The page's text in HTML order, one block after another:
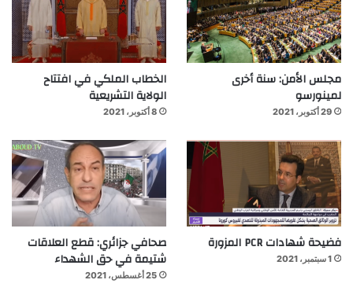
مجلس الأمن: سنة أخرى
لمينورسو
29 أكتوبر، 2021
الخطاب الملكي في افتتاح
الولاية التشريعية
8 أكتوبر، 2021
فضيحة شهادات PCR المزورة
1 سبتمبر، 2021
صحافي جزائري: قطع العلاقات
شتيمة في حق الشهداء
25 أغسطس، 2021